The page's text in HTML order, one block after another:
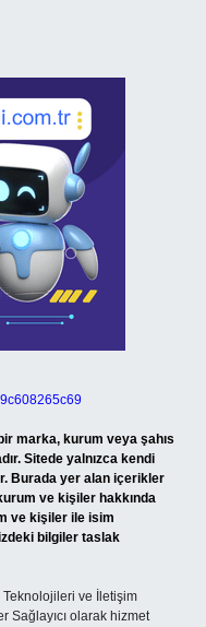
marka, kurum veya şahıs
Sitede yalnızca kendi
Burada yer alan içerikler
ve kişiler hakkında
ve kişiler ile isim
bilgiler taslak
Teknolojileri ve İletişim
Sağlayıcı olarak hizmet